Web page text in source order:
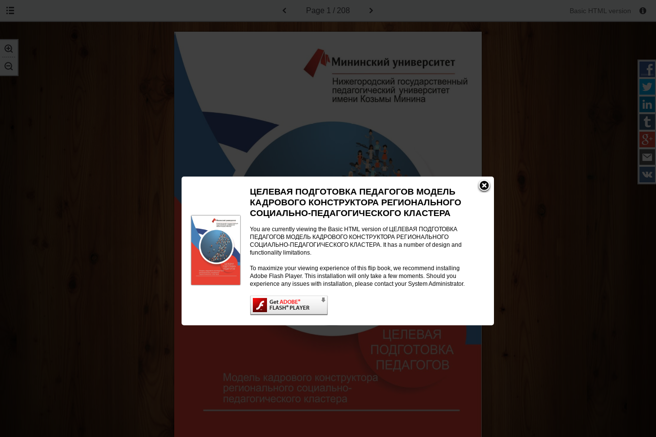
ЦЕЛЕВАЯ ПОДГОТОВКА ПЕДАГОГОВ МОДЕЛЬ
КАДРОВОГО КОНСТРУКТОРА РЕГИОНАЛЬНОГО
СОЦИАЛЬНО-ПЕДАГОГИЧЕСКОГО КЛАСТЕРА
You are currently viewing the Basic HTML version of ЦЕЛЕВАЯ ПОДГОТОВКА
ПЕДАГОГОВ МОДЕЛЬ КАДРОВОГО КОНСТРУКТОРА РЕГИОНАЛЬНОГО
СОЦИАЛЬНО-ПЕДАГОГИЧЕСКОГО КЛАСТЕРА. It has a number of design and
functionality limitations.
To maximize your viewing experience of this flip book, we recommend installing
Adobe Flash Player. This installation will only take a few moments. Should you
experience any issues with installation, please contact your System Administrator.
Page 1 / 208 Basic HTML version